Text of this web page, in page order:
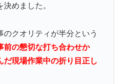
めました。
のクオリティが半分という
前の懇切な打ち合わせか
だ現場作業中の折り目正し